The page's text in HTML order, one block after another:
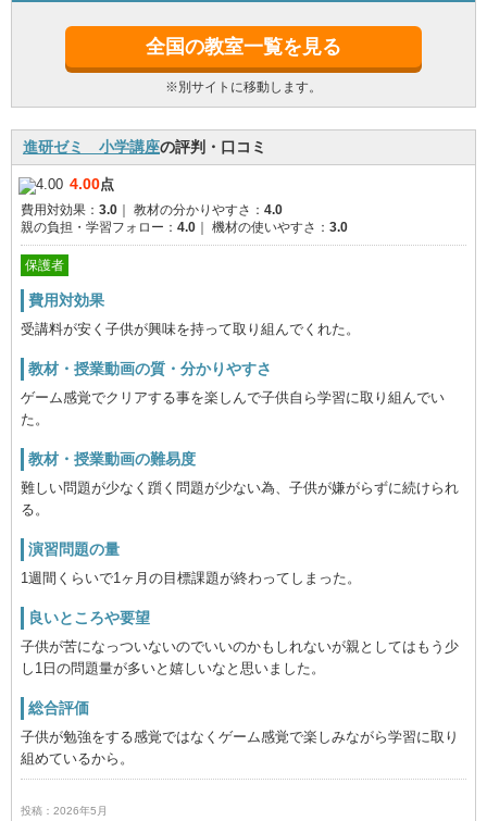
全国の教室一覧を見る
※別サイトに移動します。
進研ゼミ 小学講座の評判・口コミ
4.00点
費用対効果： 3.0 教材の分かりやすさ： 4.0
親の負担・学習フォロー： 4.0 機材の使いやすさ： 3.0
保護者
費用対効果
受講料が安く子供が興味を持って取り組んでくれた。
教材・授業動画の質・分かりやすさ
ゲーム感覚でクリアする事を楽しんで子供自ら学習に取り組んでい
た。
教材・授業動画の難易度
難しい問題が少なく躓く問題が少ない為、子供が嫌がらずに続けられ
る。
演習問題の量
1週間くらいで1ヶ月の目標課題が終わってしまった。
良いところや要望
子供が苦になっついないのでいいのかもしれないが親としてはもう少
し1日の問題量が多いと嬉しいなと思いました。
総合評価
子供が勉強をする感覚ではなくゲーム感覚で楽しみながら学習に取り
組めているから。
投稿：2026年5月